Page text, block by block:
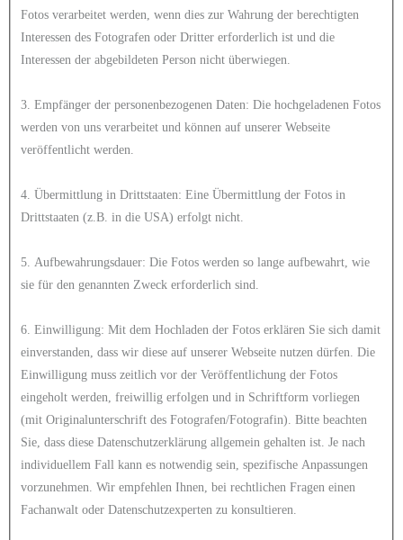
Fotos verarbeitet werden, wenn dies zur Wahrung der berechtigten
Interessen des Fotografen oder Dritter erforderlich ist und die
Interessen der abgebildeten Person nicht überwiegen.
3. Empfänger der personenbezogenen Daten: Die hochgeladenen Fotos
werden von uns verarbeitet und können auf unserer Webseite
veröffentlicht werden.
4. Übermittlung in Drittstaaten: Eine Übermittlung der Fotos in
Drittstaaten (z.B. in die USA) erfolgt nicht.
5. Aufbewahrungsdauer: Die Fotos werden so lange aufbewahrt, wie
sie für den genannten Zweck erforderlich sind.
6. Einwilligung: Mit dem Hochladen der Fotos erklären Sie sich damit
einverstanden, dass wir diese auf unserer Webseite nutzen dürfen. Die
Einwilligung muss zeitlich vor der Veröffentlichung der Fotos
eingeholt werden, freiwillig erfolgen und in Schriftform vorliegen
(mit Originalunterschrift des Fotografen/Fotografin). Bitte beachten
Sie, dass diese Datenschutzerklärung allgemein gehalten ist. Je nach
individuellem Fall kann es notwendig sein, spezifische Anpassungen
vorzunehmen. Wir empfehlen Ihnen, bei rechtlichen Fragen einen
Fachanwalt oder Datenschutzexperten zu konsultieren.